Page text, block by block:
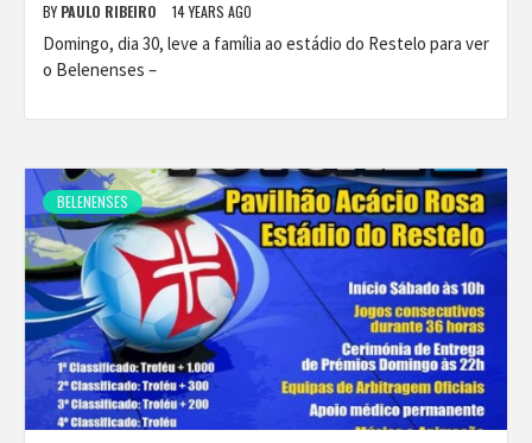
BY PAULO RIBEIRO 14 YEARS AGO
Domingo, dia 30, leve a família ao estádio do Restelo para ver
o Belenenses –
BELENENSES